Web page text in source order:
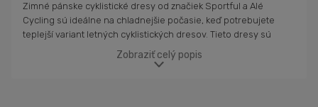
Zimné pánske cyklistické dresy od značiek Sportful a Alé
Cycling sú ideálne na chladnejšie počasie, keď potrebujete
teplejší variant letných cyklistických dresov. Tieto dresy sú
vyrobené z materiálov, ktoré ponúkajú vyšší stupeň tepla a
zároveň zachovávajú komfort počas jazdy. V ponuke máme
Zobraziť celý popis